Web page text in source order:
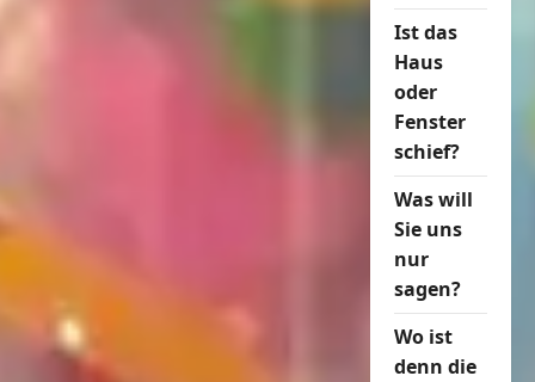
Ist das
Haus
oder
Fenster
schief?
Was will
Sie uns
nur
sagen?
Wo ist
denn die